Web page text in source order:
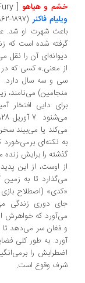
و هیاهو [
the Fury
فاکنر
شهرت او شد. عنوان
شده است که زندگی
آن را نقل می‌کند،
معنی.» کسی که در آغاز
و سه سال دارد. نامش
می‌نامند، ‌زیرا
دایی افتخار آمیز
یا می‌بیند سخن
نکته‌ای برمی‌خورد که، ‌به
را برایش زنده
اوست، از این پدیده سر
تا به زمین گلف
(اصطلاح بازی گلف)،
دوری زندگی می‌کند،‌
که خواهرش او را
سر می‌دهد تا
به طور کلی فضایی که
را برمی‌انگیزد
وقوع است.